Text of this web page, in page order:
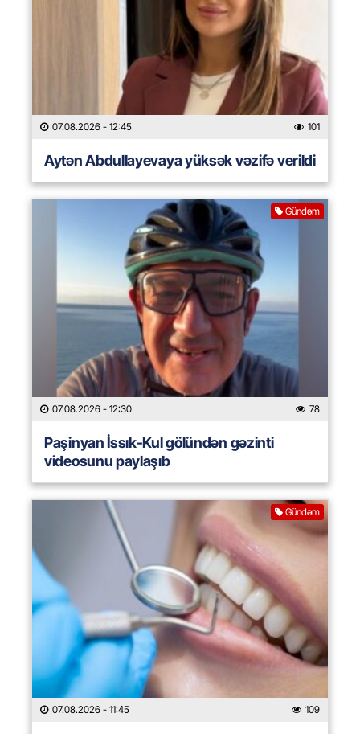
07.08.2026 - 12:45 101
Aytən Abdullayevaya yüksək vəzifə verildi
Gündəm
07.08.2026 - 12:30 78
Paşinyan İssık-Kul gölündən gəzinti
videosunu paylaşıb
Gündəm
07.08.2026 - 11:45 109